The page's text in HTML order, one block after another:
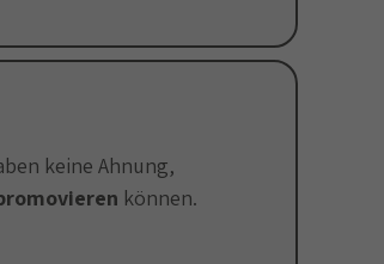
keine Ahnung,
können.